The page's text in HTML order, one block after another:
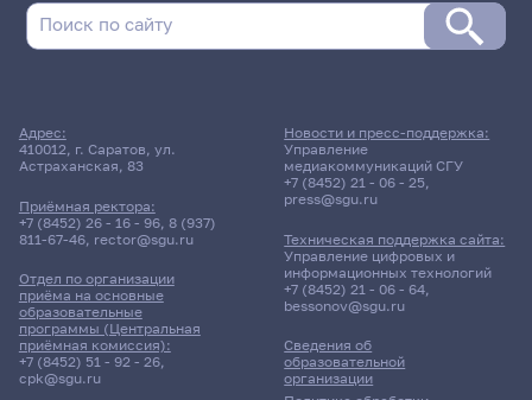
Адрес:
410012, г. Саратов, ул.
Астраханская, 83
Приёмная ректора:
+7 (8452) 26 - 16 - 96, 8 (937)
811-67-46, rector@sgu.ru
Отдел по организации
приёма на основные
образовательные
программы (Центральная
приёмная комиссия):
+7 (8452) 51 - 92 - 26,
cpk@sgu.ru
Сведения об
образовательной
организации
Новости и пресс-поддержка:
Управление
медиакоммуникаций СГУ
+7 (8452) 21 - 06 - 25,
press@sgu.ru
Техническая поддержка сайта:
Управление цифровых и
информационных технологий
+7 (8452) 21 - 06 - 64,
bessonov@sgu.ru